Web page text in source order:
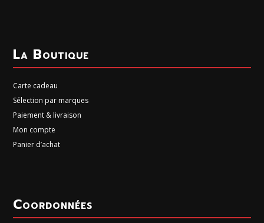
La Boutique
Carte cadeau
Sélection par marques
Paiement & livraison
Mon compte
Panier d’achat
Coordonnées